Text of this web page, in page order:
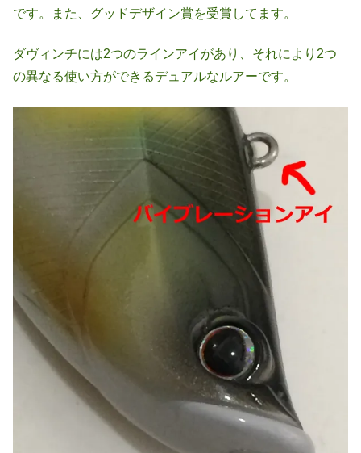
です。また、グッドデザイン賞を受賞してます。
ダヴィンチには2つのラインアイがあり、それにより2つ
の異なる使い方ができるデュアルなルアーです。